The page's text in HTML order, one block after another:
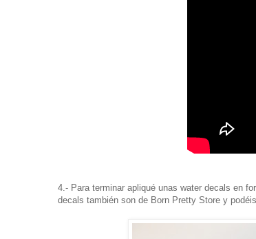
4.- Para terminar apliqué unas water decals en
decals también son de Born Pretty Store y